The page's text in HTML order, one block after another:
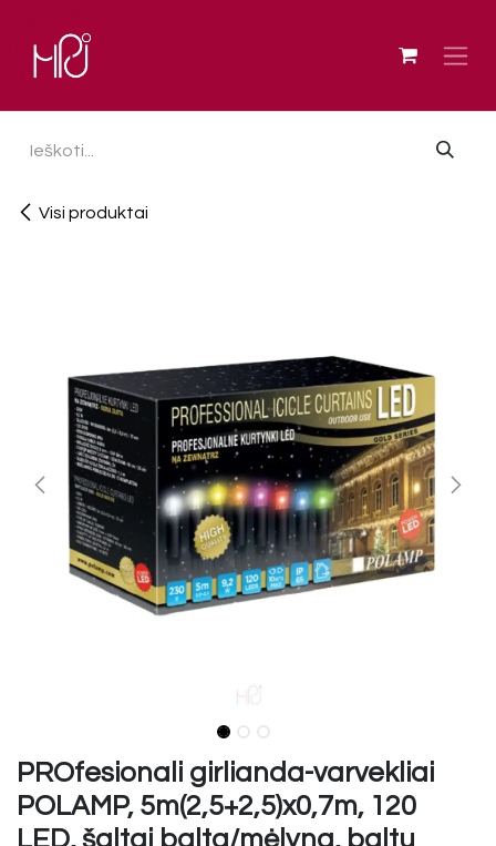
Visi produktai
PROfesionali girlianda-varvekliai
POLAMP, 5m(2,5+2,5)x0,7m, 120
LED, šaltai balta/mėlyna, baltu